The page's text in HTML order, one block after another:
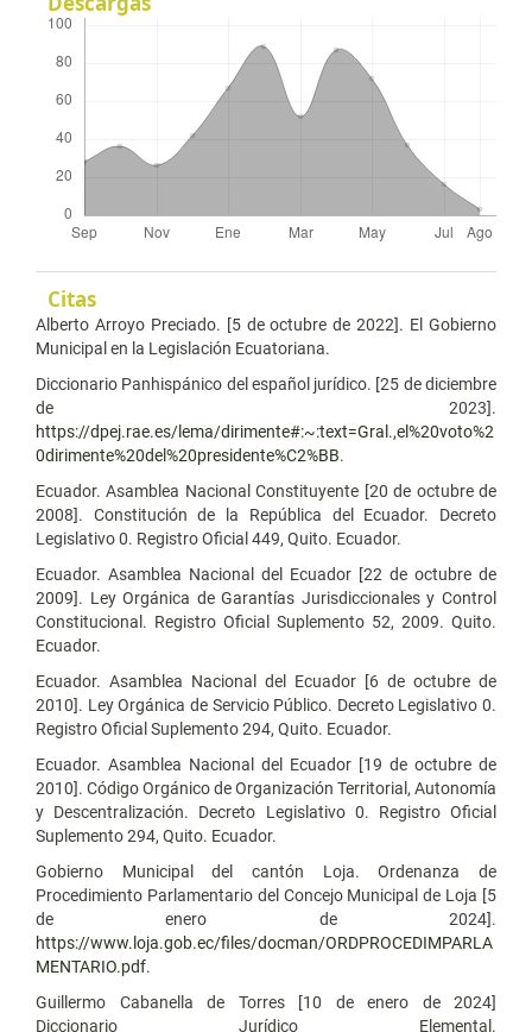
Citas
Alberto Arroyo Preciado. [5 de octubre de 2022]. El Gobierno
Municipal en la Legislación Ecuatoriana.
Diccionario Panhispánico del español jurídico. [25 de diciembre
de 2023].
https://dpej.rae.es/lema/dirimente#:~:text=Gral.,el%20voto%2
0dirimente%20del%20presidente%C2%BB.
Ecuador. Asamblea Nacional Constituyente [20 de octubre de
2008]. Constitución de la República del Ecuador. Decreto
Legislativo 0. Registro Oficial 449, Quito. Ecuador.
Ecuador. Asamblea Nacional del Ecuador [22 de octubre de
2009]. Ley Orgánica de Garantías Jurisdiccionales y Control
Constitucional. Registro Oficial Suplemento 52, 2009. Quito.
Ecuador.
Ecuador. Asamblea Nacional del Ecuador [6 de octubre de
2010]. Ley Orgánica de Servicio Público. Decreto Legislativo 0.
Registro Oficial Suplemento 294, Quito. Ecuador.
Ecuador. Asamblea Nacional del Ecuador [19 de octubre de
2010]. Código Orgánico de Organización Territorial, Autonomía
y Descentralización. Decreto Legislativo 0. Registro Oficial
Suplemento 294, Quito. Ecuador.
Gobierno Municipal del cantón Loja. Ordenanza de
Procedimiento Parlamentario del Concejo Municipal de Loja [5
de enero de 2024].
https://www.loja.gob.ec/files/docman/ORDPROCEDIMPARLA
MENTARIO.pdf.
Guillermo Cabanella de Torres [10 de enero de 2024]
Diccionario Jurídico Elemental.